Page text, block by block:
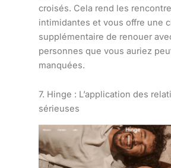
croisés. Cela rend les
intimidantes et vous offre une
supplémentaire de renouer
personnes que vous auriez
manquées.
7. Hinge : L’application des
sérieuses